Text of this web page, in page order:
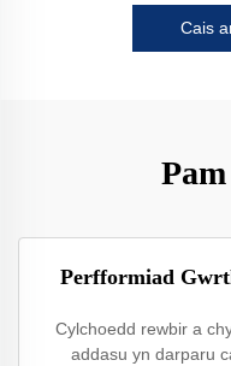
Cais
Perfformiad
Cylchoedd rewbir a
addasu yn darparu